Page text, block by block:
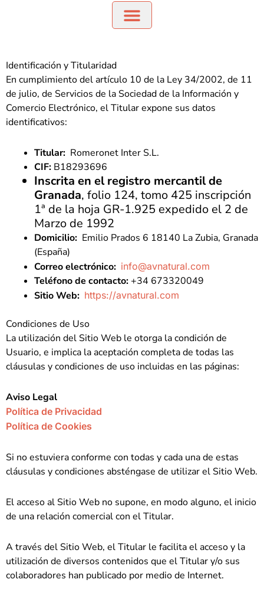
Identificación y Titularidad
En cumplimiento del artículo 10 de la Ley 34/2002, de 11
de julio, de Servicios de la Sociedad de la Información y
Comercio Electrónico, el Titular expone sus datos
identificativos:
Titular: Romeronet Inter S.L.
CIF: B18293696
Inscrita en el registro mercantil de
Granada, folio 124, tomo 425 inscripción
1ª de la hoja GR-1.925 expedido el 2 de
Marzo de 1992
Domicilio: Emilio Prados 6 18140 La Zubia, Granada
(España)
Correo electrónico: info@avnatural.com
Teléfono de contacto:+34 673320049
Sitio Web: https://avnatural.com
Condiciones de Uso
La utilización del Sitio Web le otorga la condición de
Usuario, e implica la aceptación completa de todas las
cláusulas y condiciones de uso incluidas en las páginas:
Aviso Legal
Política de Privacidad
Política de Cookies
Si no estuviera conforme con todas y cada una de estas
cláusulas y condiciones absténgase de utilizar el Sitio Web.
El acceso al Sitio Web no supone, en modo alguno, el inicio
de una relación comercial con el Titular.
A través del Sitio Web, el Titular le facilita el acceso y la
utilización de diversos contenidos que el Titular y/o sus
colaboradores han publicado por medio de Internet.